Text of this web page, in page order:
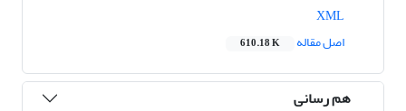
اصل مقاله
610.18 K
هم رسانی